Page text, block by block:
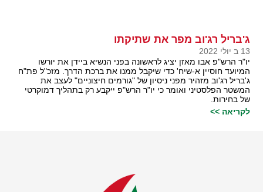
ג'בריל רג'וב מפר את שתיקתו
13 ב יולי 2022
יו"ר הרש"פ אבו מאזן יציג לראשונה בפני הנשיא ביידן את יורשו
המיועד חוסיין א-שיח' כדי שיקבל ממנו את ברכת הדרך. מזכ"ל פת"ח
ג'בריל רג'וב מזהיר מפני ניסיון של "גורמים חיצוניים" לעצב את
המשטר הפלסטיני ואומר כי יו"ר הרש"פ ייקבע רק בתהליך דמוקרטי
של בחירות.
לקריאה >>